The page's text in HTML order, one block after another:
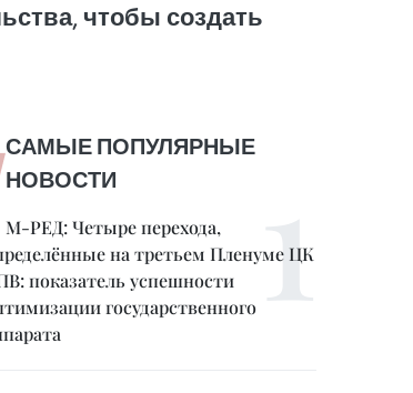
чтобы создать
САМЫЕ ПОПУЛЯРНЫЕ
НОВОСТИ
М-РЕД: Четыре перехода,
на третьем Пленуме ЦК
показатель успешности
государственного